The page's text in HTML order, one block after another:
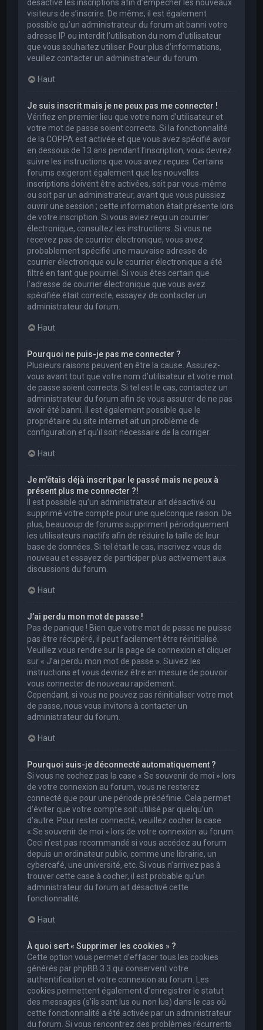
désactivé les inscriptions afin d’empêcher les nouveaux
visiteurs de s’inscrire. De même, il est également
possible qu’un administrateur du forum ait banni votre
adresse IP ou interdit l’utilisation du nom d’utilisateur
que vous souhaitez utiliser. Pour plus d’informations,
veuillez contacter un administrateur du forum.
Haut
Je suis inscrit mais je ne peux pas me connecter !
Vérifiez en premier lieu que votre nom d’utilisateur et
votre mot de passe soient corrects. Si la fonctionnalité
de la COPPA est activée et que vous avez spécifié avoir
en dessous de 13 ans pendant l’inscription, vous devrez
suivre les instructions que vous avez reçues. Certains
forums exigeront également que les nouvelles
inscriptions doivent être activées, soit par vous-même
ou soit par un administrateur, avant que vous puissiez
ouvrir une session ; cette information était présente lors
de votre inscription. Si vous aviez reçu un courrier
électronique, consultez les instructions. Si vous ne
recevez pas de courrier électronique, vous avez
probablement spécifié une mauvaise adresse de
courrier électronique ou le courrier électronique a été
filtré en tant que pourriel. Si vous êtes certain que
l’adresse de courrier électronique que vous avez
spécifiée était correcte, essayez de contacter un
administrateur du forum.
Haut
Pourquoi ne puis-je pas me connecter ?
Plusieurs raisons peuvent en être la cause. Assurez-
vous avant tout que votre nom d’utilisateur et votre mot
de passe soient corrects. Si tel est le cas, contactez un
administrateur du forum afin de vous assurer de ne pas
avoir été banni. Il est également possible que le
propriétaire du site internet ait un problème de
configuration et qu’il soit nécessaire de la corriger.
Haut
Je m’étais déjà inscrit par le passé mais ne peux à
présent plus me connecter ?!
Il est possible qu’un administrateur ait désactivé ou
supprimé votre compte pour une quelconque raison. De
plus, beaucoup de forums suppriment périodiquement
les utilisateurs inactifs afin de réduire la taille de leur
base de données. Si tel était le cas, inscrivez-vous de
nouveau et essayez de participer plus activement aux
discussions du forum.
Haut
J’ai perdu mon mot de passe !
Pas de panique ! Bien que votre mot de passe ne puisse
pas être récupéré, il peut facilement être réinitialisé.
Veuillez vous rendre sur la page de connexion et cliquer
sur « J’ai perdu mon mot de passe ». Suivez les
instructions et vous devriez être en mesure de pouvoir
vous connecter de nouveau rapidement.
Cependant, si vous ne pouvez pas réinitialiser votre mot
de passe, nous vous invitons à contacter un
administrateur du forum.
Haut
Pourquoi suis-je déconnecté automatiquement ?
Si vous ne cochez pas la case « Se souvenir de moi » lors
de votre connexion au forum, vous ne resterez
connecté que pour une période prédéfinie. Cela permet
d’éviter que votre compte soit utilisé par quelqu’un
d’autre. Pour rester connecté, veuillez cocher la case
« Se souvenir de moi » lors de votre connexion au forum.
Ceci n’est pas recommandé si vous accédez au forum
depuis un ordinateur public, comme une librairie, un
cybercafé, une université, etc. Si vous n’arrivez pas à
trouver cette case à cocher, il est probable qu’un
administrateur du forum ait désactivé cette
fonctionnalité.
Haut
À quoi sert « Supprimer les cookies » ?
Cette option vous permet d’effacer tous les cookies
générés par phpBB 3.3 qui conservent votre
authentification et votre connexion au forum. Les
cookies permettent également d’enregistrer le statut
des messages (s’ils sont lus ou non lus) dans le cas où
cette fonctionnalité a été activée par un administrateur
du forum. Si vous rencontrez des problèmes récurrents